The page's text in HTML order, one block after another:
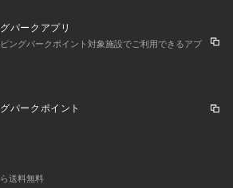
パークアプリ
ングパークポイント対象施設でご利用できるアプ
パークポイント
送料無料